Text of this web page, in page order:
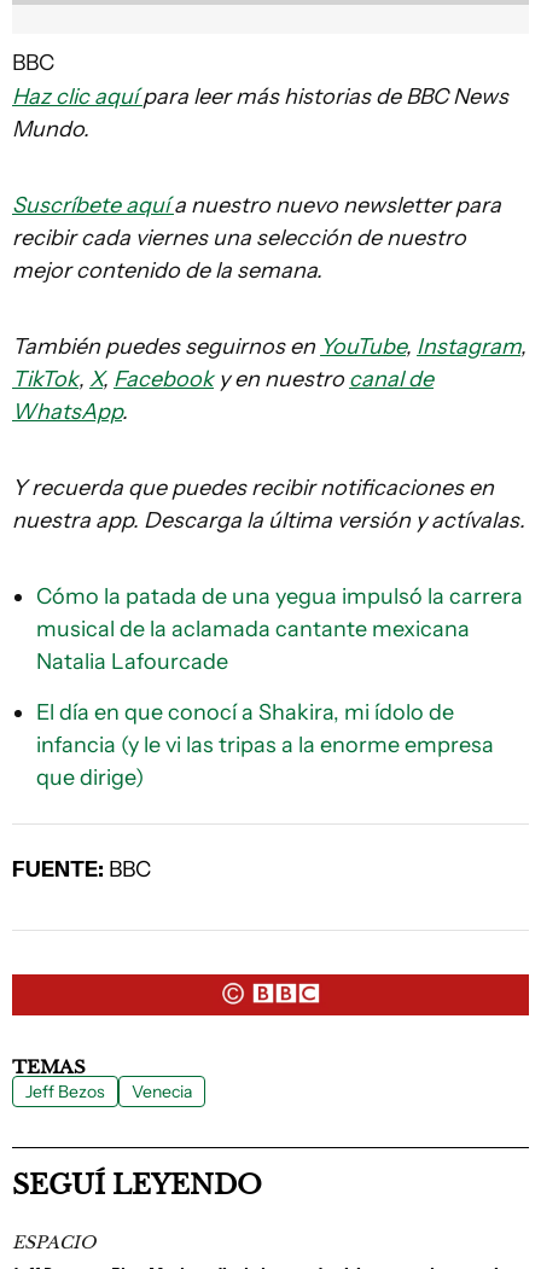
BBC
Haz clic aquípara leer más historias de BBC News
Mundo.
Suscríbete aquía nuestro nuevo newsletter para
recibir cada viernes una selección de nuestro
mejor contenido de la semana.
También puedes seguirnos en YouTube, Instagram,
TikTok, X, Facebooky en nuestro canal de
WhatsApp.
Y recuerda que puedes recibir notificaciones en
nuestra app. Descarga la última versión y actívalas.
Cómo la patada de una yegua impulsó la carrera
musical de la aclamada cantante mexicana
Natalia Lafourcade
El día en que conocí a Shakira, mi ídolo de
infancia (y le vi las tripas a la enorme empresa
que dirige)
FUENTE: BBC
TEMAS
Jeff Bezos Venecia
SEGUÍ LEYENDO
ESPACIO